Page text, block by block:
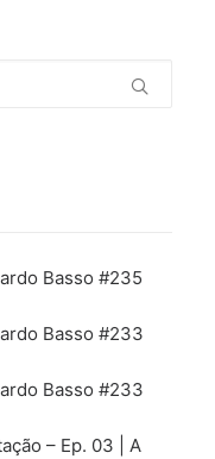
Basso #235
Basso #233
Basso #233
– Ep. 03 | A